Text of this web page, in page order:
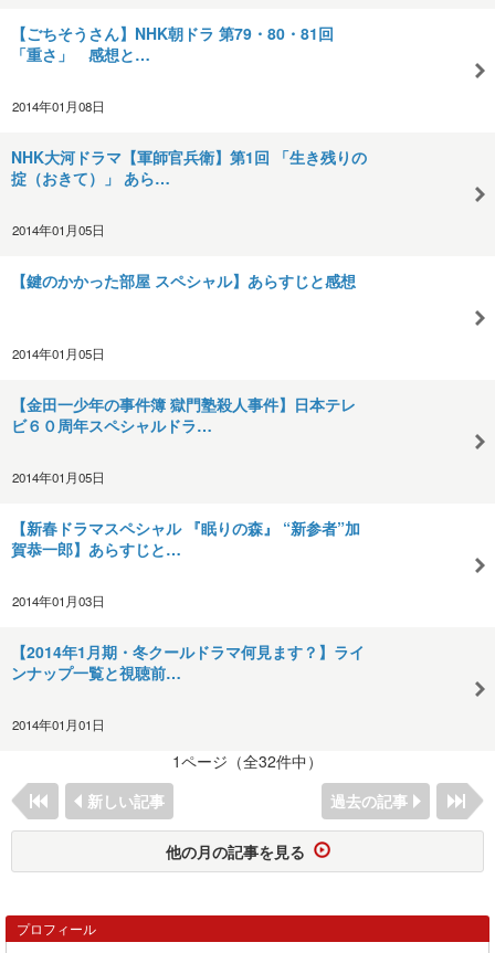
【ごちそうさん】NHK朝ドラ 第79・80・81回
「重さ」 感想と…
2014年01月08日
NHK大河ドラマ【軍師官兵衛】第1回 「生き残りの
掟（おきて）」 あら…
2014年01月05日
【鍵のかかった部屋 スペシャル】あらすじと感想
2014年01月05日
【金田一少年の事件簿 獄門塾殺人事件】日本テレ
ビ６０周年スペシャルドラ…
2014年01月05日
【新春ドラマスペシャル 『眠りの森』 “新参者”加
賀恭一郎】あらすじと…
2014年01月03日
【2014年1月期・冬クールドラマ何見ます？】ライ
ンナップ一覧と視聴前…
2014年01月01日
1ページ（全32件中）
新しい記事
過去の記事
他の月の記事を見る
プロフィール